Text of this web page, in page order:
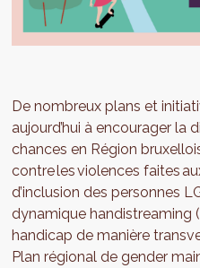
De nombreux plans et
aujourd’hui à encourager la
chances en Région
contre les violences faites
d’inclusion des personnes
dynamique handistreaming
handicap de manière
Plan régional de gender